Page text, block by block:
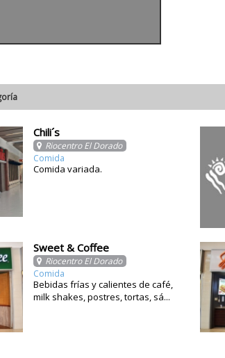
Chili´s
Riocentro El Dorado
Comida
Comida variada.
Sweet & Coffee
Riocentro El Dorado
Comida
Bebidas frías y calientes de café,
milk shakes, postres, tortas, sá...